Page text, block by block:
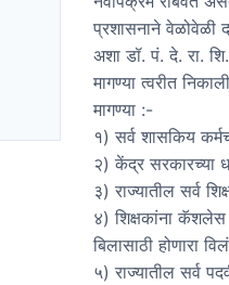
प्रशासनाने
अशा डॉ. पं. दे. रा.
मागण्या त्वरीत
मागण्या :-
१) सर्व शासकिय
२) केंद्र सरकारच्या
३) राज्यातील सर्व
४) शिक्षकांना कॅशलेस
बिलासाठी होणारा
५) राज्यातील सर्व